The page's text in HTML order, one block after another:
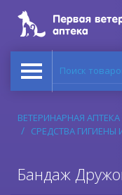
Поиск
ВЕТЕРИНАРНАЯ АПТЕКА
СРЕДСТВА ГИГИЕНЫ
Бандаж